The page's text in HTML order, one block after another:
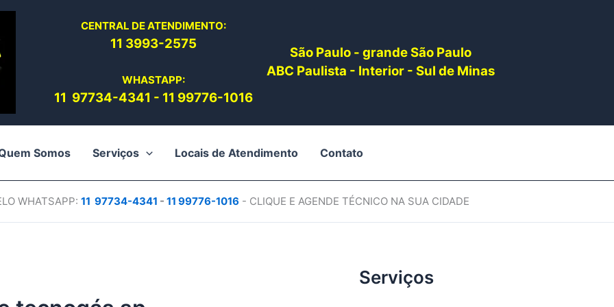
CENTRAL DE ATENDIMENTO:
11 3993-2575
WHASTAPP:
11 97734-4341 - 11 99776-1016
São Paulo - grande São Paulo
ABC Paulista - Interior - Sul de Minas
Somos Serviços Locais de Atendimento Contato
WHATSAPP: 11 97734-4341 - 11 99776-1016 - CLIQUE E AGENDE TÉCNICO NA SUA CIDADE
Serviços